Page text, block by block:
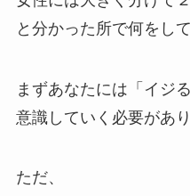
と分かった所で何をし
まずあなたには「イジ
意識していく必要があり
ただ、